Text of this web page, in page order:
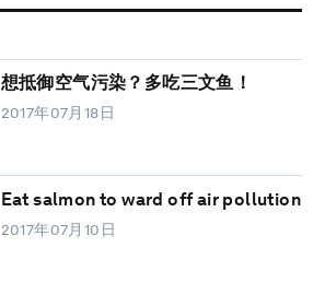
想抵御空气污染？多吃三文鱼！
2017年07月18日
Eat salmon to ward off air pollution
2017年07月10日